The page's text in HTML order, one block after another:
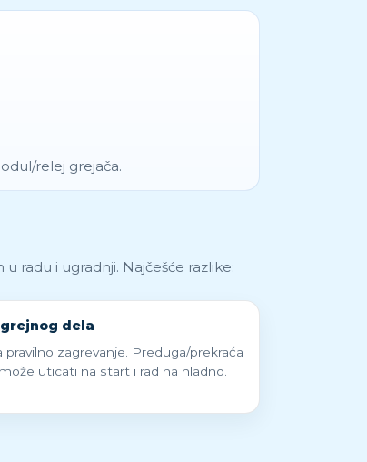
relej grejača.
radu i ugradnji. Najčešće razlike:
dela
pravilno zagrevanje. Preduga/prekraća
uticati na start i rad na hladno.